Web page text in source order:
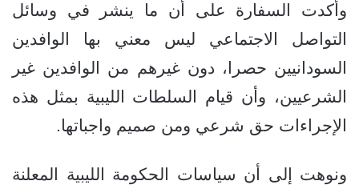
وأكدت السفارة على أن ما ينشر في وسائل
التواصل الاجتماعي ليس معني بها الوافدين
السودانيين حصرا، دون غيرهم من الوافدين غير
الشرعيين، وأن قيام السلطات الليبية بمثل هذه
الإجراءات حق شرعي ومن صميم واجباتها.
ونوهت إلى أن سياسات الحكومة الليبية المعلنة